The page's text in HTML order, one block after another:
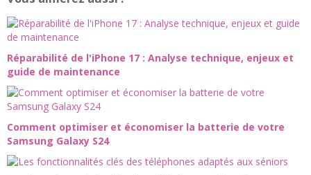
Réparabilité de l'iPhone 17 : Analyse technique, enjeux et
guide de maintenance
Comment optimiser et économiser la batterie de votre
Samsung Galaxy S24